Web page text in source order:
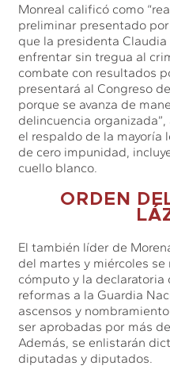
Monreal calificó como
preliminar presentado
que la presidenta
enfrentar sin tregua al
combate con resultados
presentará al Congreso
porque se avanza de
delincuencia
el respaldo de la mayoría
de cero impunidad,
cuello blanco.
ORDEN
El también líder de
del martes y miércoles
cómputo y la
reformas a la Guardia
ascensos y
ser aprobadas por más
Además, se enlistarán
diputadas y diputados.